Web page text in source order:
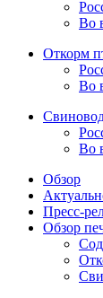
Во
Откорм
Во
Во
Обзор
Пресс-
Обзор